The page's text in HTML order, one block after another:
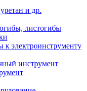
и др.
листогибы
к электроинструменту
инструмент